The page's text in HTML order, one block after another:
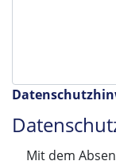
Mit dem